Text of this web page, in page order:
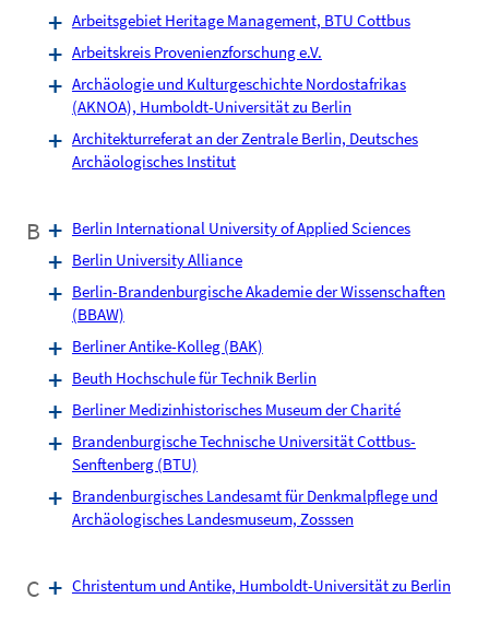
Arbeitsgebiet Heritage Management, BTU Cottbus
Arbeitskreis Provenienzforschung e.V.
Archäologie und Kulturgeschichte Nordostafrikas
(AKNOA), Humboldt-Universität zu Berlin
Architekturreferat an der Zentrale Berlin, Deutsches
Archäologisches Institut
B
Berlin International University of Applied Sciences
Berlin University Alliance
Berlin-Brandenburgische Akademie der Wissenschaften
(BBAW)
Berliner Antike-Kolleg (BAK)
Beuth Hochschule für Technik Berlin
Berliner Medizinhistorisches Museum der Charité
Brandenburgische Technische Universität Cottbus-
Senftenberg (BTU)
Brandenburgisches Landesamt für Denkmalpflege und
Archäologisches Landesmuseum, Zosssen
C Christentum und Antike, Humboldt-Universität zu Berlin